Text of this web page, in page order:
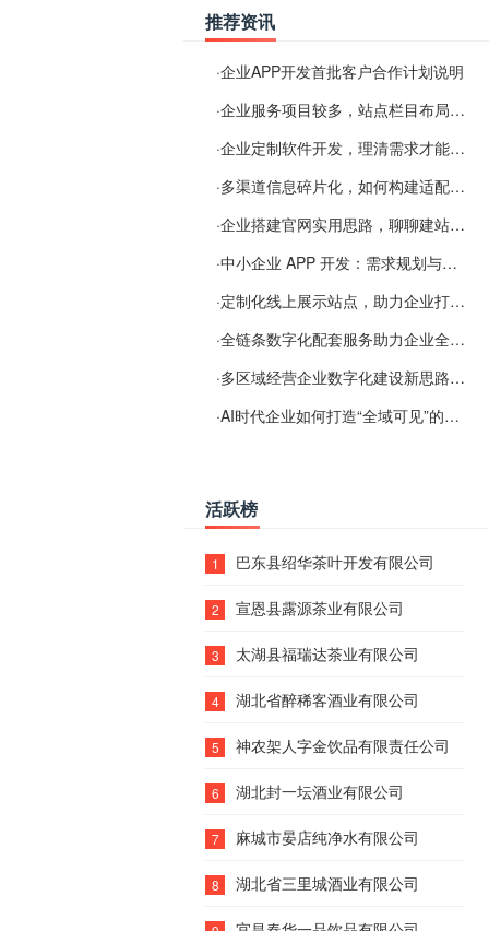
推荐资讯
·企业APP开发首批客户合作计划说明
·企业服务项目较多，站点栏目布局规划参考思路
·企业定制软件开发，理清需求才能提升数字化落地效率
·多渠道信息碎片化，如何构建适配 AI 检索的品牌信息源
·企业搭建官网实用思路，聊聊建站容易忽视的问题
·中小企业 APP 开发：需求规划与项目落地避坑经验分享
·定制化线上展示站点，助力企业打通线上经营渠道
·全链条数字化配套服务助力企业全域线上经营
·多区域经营企业数字化建设新思路：多端载体与地域检索一体化落地思路分享
·AI时代企业如何打造“全域可见”的数字资产？梓彤超越给出新解法
活跃榜
1 巴东县绍华茶叶开发有限公司
2 宣恩县露源茶业有限公司
3 太湖县福瑞达茶业有限公司
4 湖北省醉稀客酒业有限公司
5 神农架人字金饮品有限责任公司
6 湖北封一坛酒业有限公司
7 麻城市晏店纯净水有限公司
8 湖北省三里城酒业有限公司